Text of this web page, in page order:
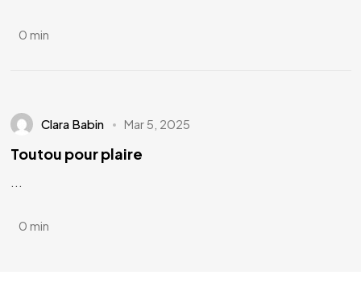
0 min
Clara Babin Mar 5, 2025
Toutou pour plaire
...
0 min